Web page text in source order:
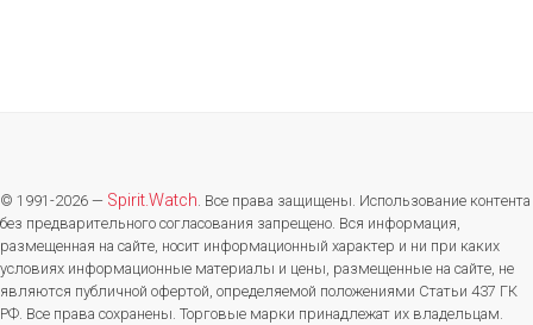
© 1991-2026 — Spirit.Watch. Все права защищены. Использование контента
без предварительного согласования запрещено. Вся информация,
размещенная на сайте, носит информационный характер и ни при каких
условиях информационные материалы и цены, размещенные на сайте, не
являются публичной офертой, определяемой положениями Статьи 437 ГК
РФ. Все права сохранены. Торговые марки принадлежат их владельцам.